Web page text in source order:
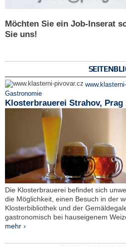
Möchten Sie ein Job-Inserat
Sie uns!
Gastronomie
Klosterbrauerei Strahov, Prag
Die Klosterbrauerei befindet sich
die Möglichkeit, einen Besuch in der
Klosterbibliothek und der
gastronomisch bei hauseigenem
mehr ›